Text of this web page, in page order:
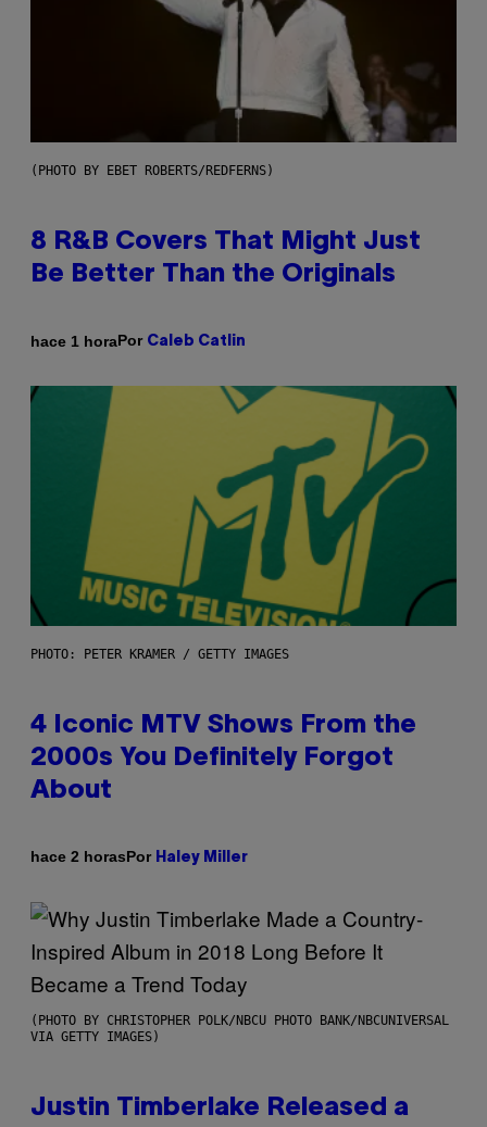
(PHOTO BY EBET ROBERTS/REDFERNS)
8 R&B Covers That Might Just
Be Better Than the Originals
hace 1 horaPor Caleb Catlin
PHOTO: PETER KRAMER / GETTY IMAGES
4 Iconic MTV Shows From the
2000s You Definitely Forgot
About
hace 2 horasPor Haley Miller
(PHOTO BY CHRISTOPHER POLK/NBCU PHOTO BANK/NBCUNIVERSAL
VIA GETTY IMAGES)
Justin Timberlake Released a